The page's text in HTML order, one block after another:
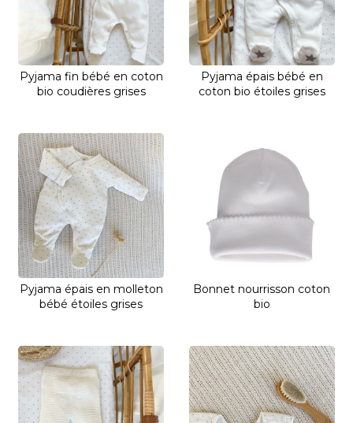
Pyjama fin bébé en coton
bio coudières grises
Pyjama épais bébé en
coton bio étoiles grises
Pyjama épais en molleton
bébé étoiles grises
Bonnet nourrisson coton
bio